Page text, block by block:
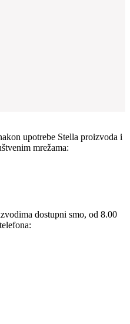
upotrebe Stella proizvoda i
mrežama:
dostupni smo, od 8.00